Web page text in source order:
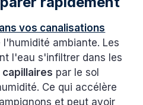
vos canalisations
ambiante. Les
l'eau s'infiltrer dans les
par le sol
Ce qui accélère
et peut avoir